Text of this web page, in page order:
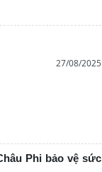
27/08/2025
Phi bảo vệ sức